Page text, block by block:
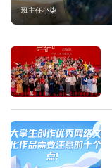
班主任小柒